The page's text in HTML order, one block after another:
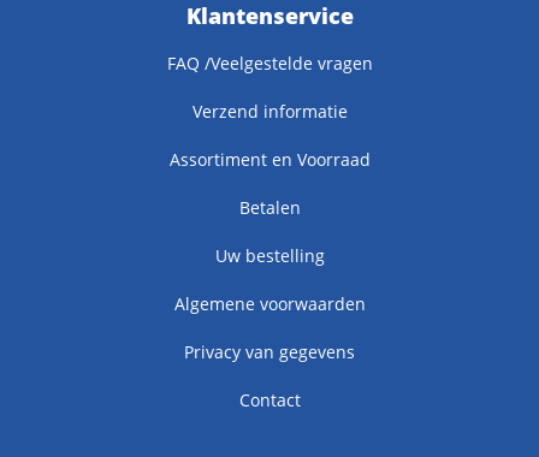
Klantenservice
FAQ /Veelgestelde vragen
Verzend informatie
Assortiment en Voorraad
Betalen
Uw bestelling
Algemene voorwaarden
Privacy van gegevens
Contact